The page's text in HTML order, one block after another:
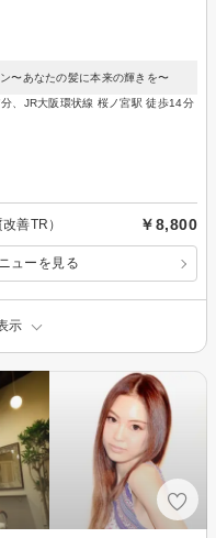
〜あなたの髪に本来の輝きを〜
、JR大阪環状線 桜ノ宮駅 徒歩14分
善TR） ￥8,800
ューを見る
示